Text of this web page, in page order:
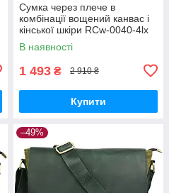
Сумка через плече в
комбінації вощений канвас і
кінської шкіри RCw-0040-4lx
TARWA
В наявності
1 493 ₴ 2 910 ₴
Купити
–49%